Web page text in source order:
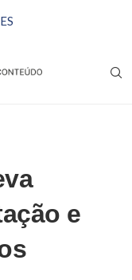
ES
e